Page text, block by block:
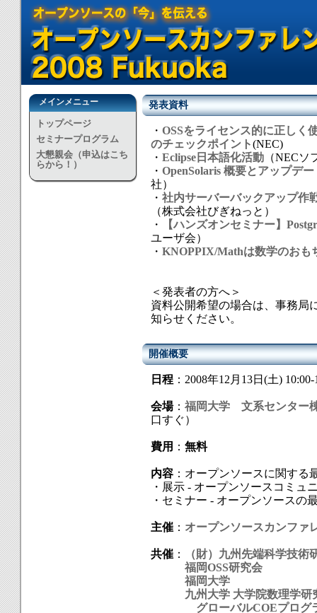
メインメニュー
トップページ
セミナープログラム
大懇親会（申込はこち
らから！）
発表資料
・ OSSをライセンス的に正しく
のチェックポイント(NEC)
・ Eclipse日本語化活動 （NECソ
・ OpenSolaris 概要とアップデー
社）
・ 社内サーバーバックアップ作
（株式会社びぎねっと）
・
【ハンズオンセミナー】
ユーザ会）
・ KNOPPIX/Mathは数学のおも
＜発表者の方へ＞
資料公開希望の場合は、事務局
知らせください。
開催概要
日程 ：2008年12月13日(土) 10:00-
会場： 福岡大学 文系センター
口すぐ）
費用 ： 無料
内容 ：オープンソースに関する
・展示 - オープンソースコミュ
・セミナー - オープンソースの
主催 ： オープンソースカンファ
共催 ：
（財）九州先端科学技術
福岡OSS研究会
福岡大学
九州大学 大学院数理学研
グローバルCOEプログラ